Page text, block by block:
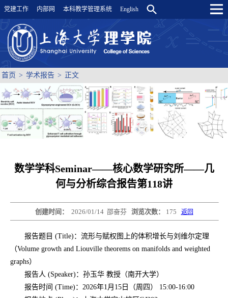
党建工作 内部网 本科教学管理系统 English
首页 > 学术报告 > 正文
数学学科Seminar——核心数学研究所——几
何与分析综合报告第118讲
创建时间： 2026/01/14 邵奋芬 浏览次数： 175 返回
报告题目 (Title)：流形与赋权图上的体积增长与刘维尔定理
（Volume growth and Liouville theorems on manifolds and weighted
graphs）
报告人 (Speaker)：孙玉华 教授（南开大学）
报告时间 (Time)：2026年1月15日（周四） 15:00-16:00